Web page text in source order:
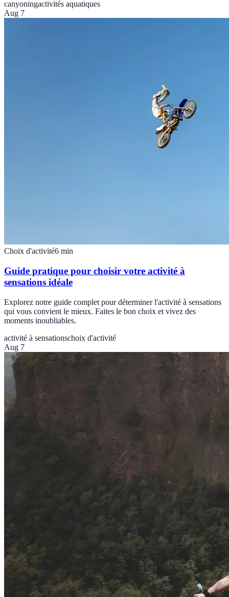
canyoningactivités aquatiques
Aug 7
Choix d'activité6 min
Guide pratique pour choisir votre activité à
sensations idéale
Explorez notre guide complet pour déterminer l'activité à sensations
qui vous convient le mieux. Faites le bon choix et vivez des
moments inoubliables.
activité à sensationschoix d'activité
Aug 7